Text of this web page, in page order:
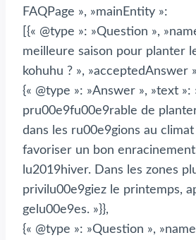
FAQPage », »mainEntity »:
[{« @type »: »Question »,
meilleure saison pour planter
kohuhu ? », »acceptedAnswer
{« @type »: »Answer », »text »:
pru00e9fu00e9rable de
dans les ru00e9gions au
favoriser un bon
lu2019hiver. Dans les zones
privilu00e9giez le printemps,
gelu00e9es. »}},
{« @type »: »Question »,